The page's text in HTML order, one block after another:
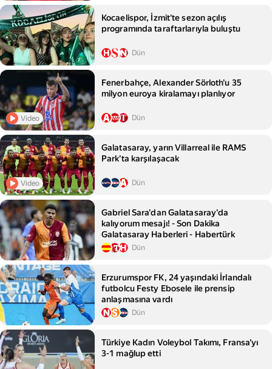
Kocaelispor, İzmit'te sezon açılış
programında taraftarlarıyla buluştu
Dün
Video
Fenerbahçe, Alexander Sörloth'u 35
milyon euroya kiralamayı planlıyor
Dün
Video
Galatasaray, yarın Villarreal ile RAMS
Park'ta karşılaşacak
Dün
Gabriel Sara'dan Galatasaray'da
kalıyorum mesajı! - Son Dakika
Galatasaray Haberleri - Habertürk
Dün
Erzurumspor FK, 24 yaşındaki İrlandalı
futbolcu Festy Ebosele ile prensip
anlaşmasına vardı
Dün
Türkiye Kadın Voleybol Takımı, Fransa'yı
3-1 mağlup etti